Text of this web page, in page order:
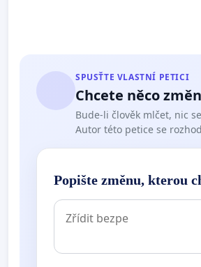
SPUSŤTE VLASTNÍ PETICI
Chcete něco
Bude-li člověk mlčet, nic
Autor této petice se
Popište změnu, kterou